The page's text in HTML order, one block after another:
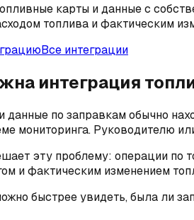
карты и данные с
топлива и фактическим
Все интеграции
интеграция
данные по заправкам обычно
мониторинга. Руководителю
эту проблему: операции по
и фактическим изменением
быстрее увидеть, была ли